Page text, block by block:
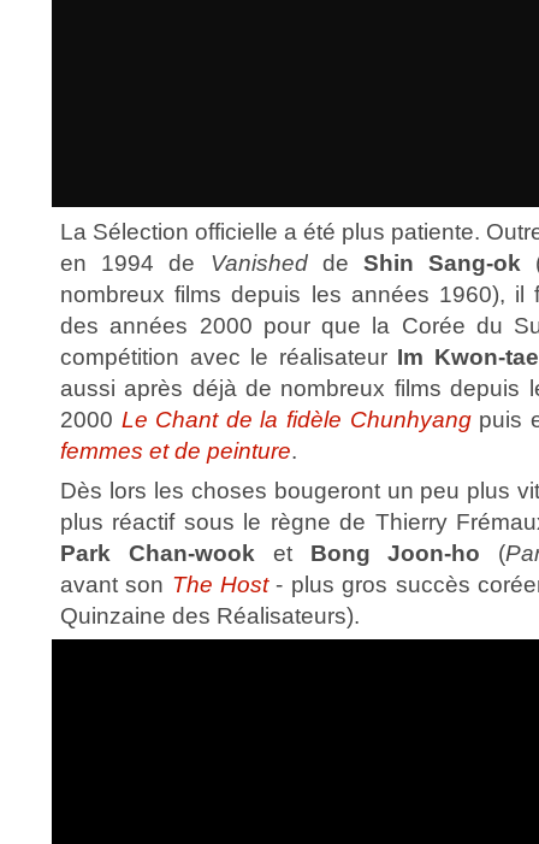
La Sélection officielle a été plus patiente.
en 1994 de Vanishedde Shin Sang-ok
nombreux films depuis les années 1960), il
des années 2000 pour que la Corée du
compétition avec le réalisateur Im Kwon-
aussi après déjà de nombreux films depuis
2000 Le Chant de la fidèle Chunhyangpuis
femmes et de peinture.
Dès lors les choses bougeront un peu plus
plus réactif sous le règne de Thierry
Park Chan-wook et Bong Joon-ho (
avant son The Host- plus gros succès
Quinzaine des Réalisateurs).